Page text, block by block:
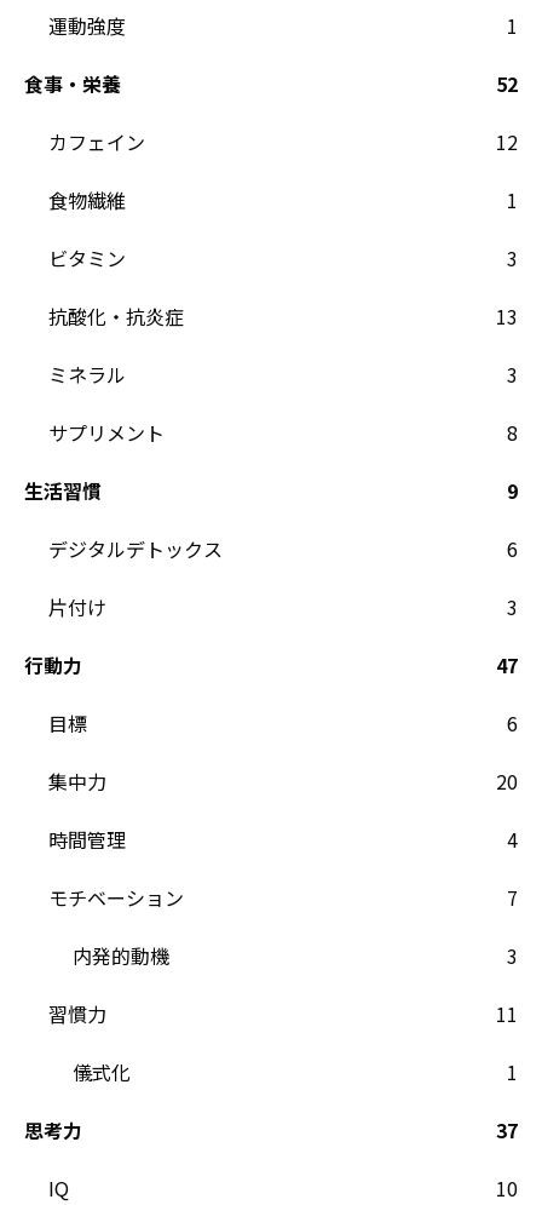
運動強度
1
食事・栄養
52
カフェイン
12
食物繊維
1
ビタミン
3
抗酸化・抗炎症
13
ミネラル
3
サプリメント
8
生活習慣
9
デジタルデトックス
6
片付け
3
行動力
47
目標
6
集中力
20
時間管理
4
モチベーション
7
内発的動機
3
習慣力
11
儀式化
1
思考力
37
IQ
10